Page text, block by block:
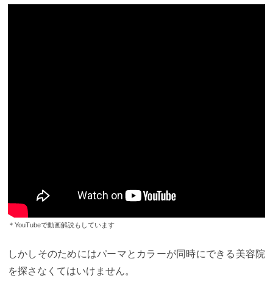
＊YouTubeで動画解説もしています
しかしそのためにはパーマとカラーが同時にできる美容院
を探さなくてはいけません。